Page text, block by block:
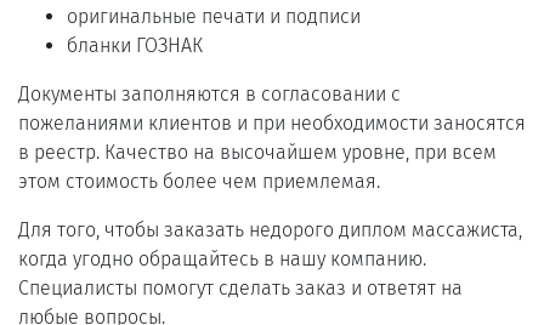
оригинальные печати и подписи
бланки ГОЗНАК
Документы заполняются в согласовании с
пожеланиями клиентов и при необходимости заносятся
в реестр. Качество на высочайшем уровне, при всем
этом стоимость более чем приемлемая.
Для того, чтобы заказать недорого диплом массажиста,
когда угодно обращайтесь в нашу компанию.
Специалисты помогут сделать заказ и ответят на
любые вопросы.